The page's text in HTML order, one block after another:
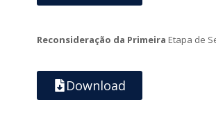
Reconsideração da Primeira Etapa de
Download